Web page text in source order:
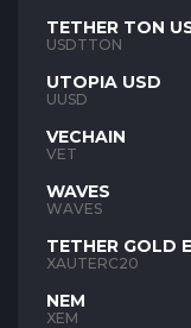
TETHER TON
USDTTON
UTOPIA USD
UUSD
VECHAIN
VET
WAVES
WAVES
TETHER GOLD
XAUT
XAUTERC20
NEM
XEM